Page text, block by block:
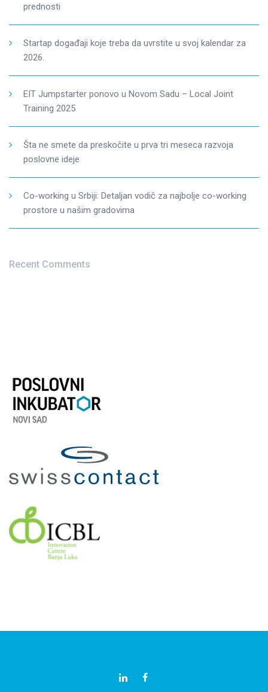
prednosti
Startap događaji koje treba da uvrstite u svoj kalendar za
2026.
EIT Jumpstarter ponovo u Novom Sadu – Local Joint
Training 2025
Šta ne smete da preskočite u prva tri meseca razvoja
poslovne ideje
Co-working u Srbiji: Detaljan vodič za najbolje co-working
prostore u našim gradovima
Recent Comments